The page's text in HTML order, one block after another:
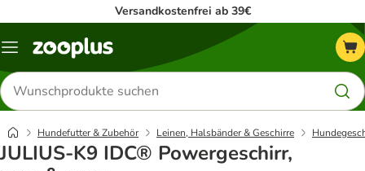
Versandkostenfrei ab 39€
Menü
Produkte
suchen
Hundefutter & Zubehör Leinen, Halsbänder & Geschirre
JULIUS-K9 IDC® Powergeschirr,